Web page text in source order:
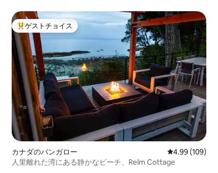
大好評のゲストチョイスです。
ゲストチョイス
カナダのバンガロー レビュー109
4.99 (109)
人里離れた湾にある静かなビーチ、Relm Cottage